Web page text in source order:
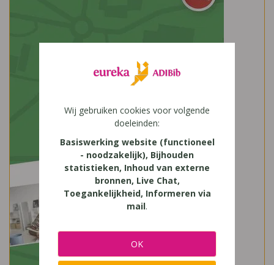
Wij gebruiken cookies voor volgende
doeleinden:
Basiswerking website (functioneel
- noodzakelijk), Bijhouden
statistieken, Inhoud van externe
bronnen, Live Chat,
Toegankelijkheid, Informeren via
mail.
OK